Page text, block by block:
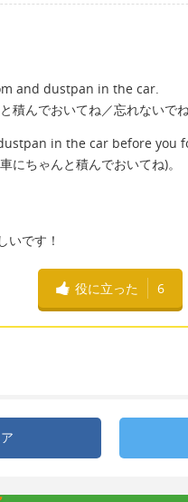
and dustpan in the car.
積んでおいてね／忘れないでね
in the car before you
にちゃんと積んでおいてね)。
いです！
役に立った 6